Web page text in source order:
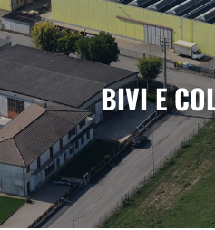
BIVI E